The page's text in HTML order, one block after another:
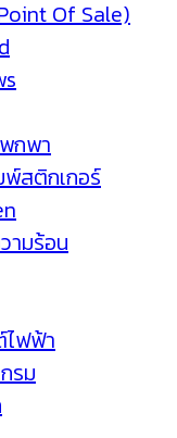
Of Sale)
กพา
สติกเกอร์
ามร้อน
ไฟฟ้า
รม